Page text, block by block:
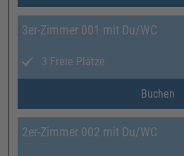
3er-Zimmer 001 mit Du/WC
3 Freie Plätze
Buchen
2er-Zimmer 002 mit Du/WC